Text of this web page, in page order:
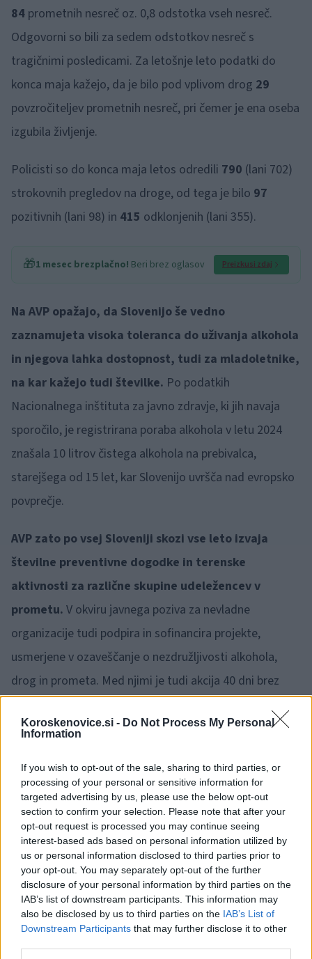
Koroskenovice.si - Do Not Process My Personal
Information
If you wish to opt-out of the sale, sharing to third parties, or
processing of your personal or sensitive information for
targeted advertising by us, please use the below opt-out
section to confirm your selection. Please note that after your
opt-out request is processed you may continue seeing
interest-based ads based on personal information utilized by
us or personal information disclosed to third parties prior to
your opt-out. You may separately opt-out of the further
disclosure of your personal information by third parties on the
IAB’s list of downstream participants. This information may
also be disclosed by us to third parties on the IAB’s List of
Downstream Participants that may further disclose it to other
84 prometnih nesreč oz. 0,8 odstotka vseh nesreč.
Odgovorni so bili za sedem odstotkov nesreč s
tragičnimi posledicami. Za letošnje leto podatki do
konca maja kažejo, da je bilo pod vplivom drog 29
povzročiteljev prometnih nesreč, pri čemer je ena oseba
izgubila življenje.
Policisti so do konca maja letos odredili 790 (lani 702)
strokovnih pregledov na droge, od tega je bilo 97
pozitivnih (lani 98) in 415 odklonjenih (lani 355).
🎁1 mesec brezplačno! Beri brez oglasov Preizkusi zdaj
Na AVP opažajo, da Slovenijo še vedno
zaznamujeta visoka toleranca do uživanja alkohola
in njegova lahka dostopnost, tudi za mladoletnike,
na kar kažejo tudi številke. Po podatkih
Nacionalnega inštituta za javno zdravje, ki jih navaja
sporočilo, je registrirana poraba alkohola v letu 2024
znašala 10 litrov čistega alkohola na prebivalca,
starejšega od 15 let, kar Slovenijo uvršča nad evropsko
povprečje.
AVP zato po vsej Sloveniji skozi vse leto izvaja
številne preventivne dogodke in terenske
aktivnosti za različne skupine udeležencev v
prometu. V okviru javnega poziva za nevladne
organizacije tudi podpira in sofinancira projekte,
usmerjene v ozaveščanje o nezdružljivosti alkohola,
drog in prometa. Med njimi je tudi akcija 40 dni brez
partnerskimi organizacijami.
Posebno pozornost namenja mladim
voznikom v okviru delavnic za srednješolce
Vozimo pametno.V okviru programa Sožitje za
starejše ter delavnic za e-kolesarje AVP v juniju
dodatno opozarja na nevarnosti in tveganja
vožnje ter sodelovanja v prometu pod vplivom
alkohola in drugih psihoaktivnih snovi.
Pomemben del preventivnega dela AVP predstavljajo